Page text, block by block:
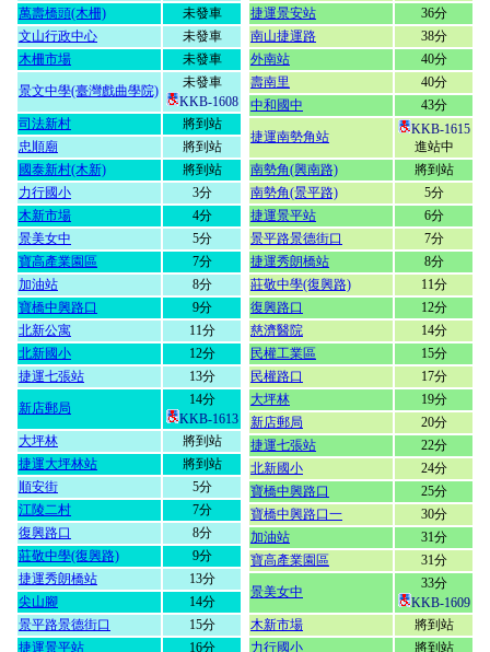
萬壽橋頭(木柵)
未發車
文山行政中心
未發車
木柵市場
未發車
景文中學(臺灣戲曲學院)
未發車
KKB-1608
司法新村
將到站
忠順廟
將到站
國泰新村(木新)
將到站
力行國小
3分
木新市場
4分
景美女中
5分
寶高產業園區
7分
加油站
8分
寶橋中興路口
9分
北新公寓
11分
北新國小
12分
捷運七張站
13分
新店郵局
14分
KKB-1613
大坪林
將到站
捷運大坪林站
將到站
順安街
5分
江陵二村
7分
復興路口
8分
莊敬中學(復興路)
9分
捷運秀朗橋站
13分
尖山腳
14分
景平路景德街口
15分
捷運景平站
16分
捷運景安站
36分
南山捷運路
38分
外南站
40分
壽南里
40分
中和國中
43分
捷運南勢角站
KKB-1615
進站中
南勢角(興南路)
將到站
南勢角(景平路)
5分
捷運景平站
6分
景平路景德街口
7分
捷運秀朗橋站
8分
莊敬中學(復興路)
11分
復興路口
12分
慈濟醫院
14分
民權工業區
15分
民權路口
17分
大坪林
19分
新店郵局
20分
捷運七張站
22分
北新國小
24分
寶橋中興路口
25分
寶橋中興路口一
30分
加油站
31分
寶高產業園區
31分
景美女中
33分
KKB-1609
木新市場
將到站
力行國小
將到站